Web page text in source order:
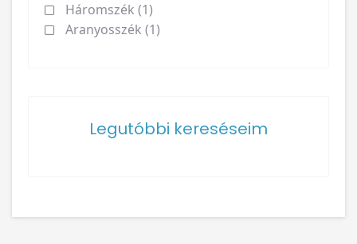
Háromszék (1)
Aranyosszék (1)
Legutóbbi kereséseim